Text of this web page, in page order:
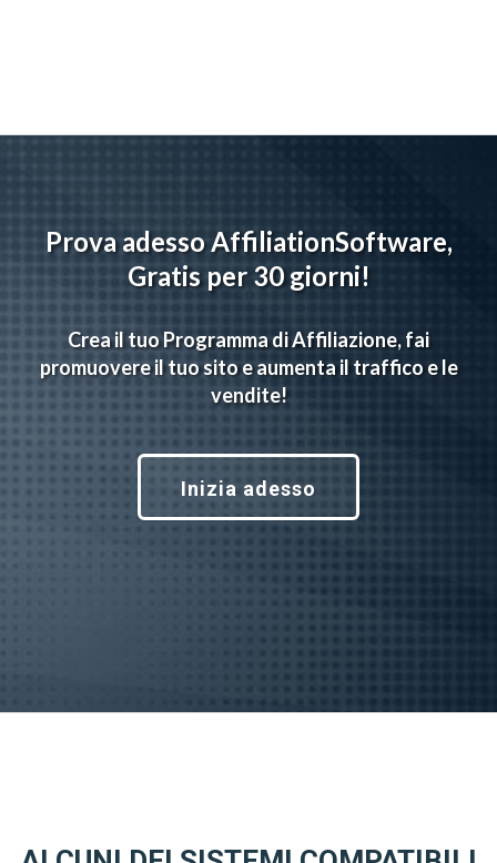
Prova adesso AffiliationSoftware,
Gratis per 30 giorni!
Crea il tuo Programma di Affiliazione, fai
promuovere il tuo sito e aumenta il traffico e le
vendite!
Inizia adesso